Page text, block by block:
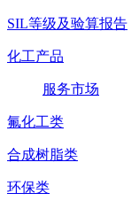
SIL等级及验算报告
化工产品
服务市场
氟化工类
合成树脂类
环保类